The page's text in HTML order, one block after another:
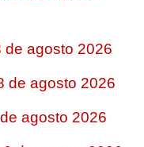
de agosto 2026
de agosto 2026
agosto 2026